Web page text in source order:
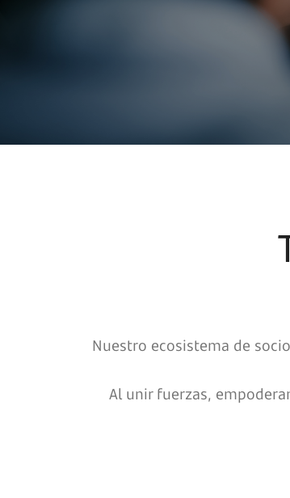
Nuestro ecosistema de
Al unir fuerzas,